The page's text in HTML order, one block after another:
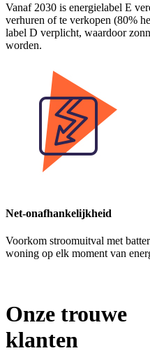
Vanaf 2030 is energielabel E
verhuren of te verkopen (80%
label D verplicht, waardoor
worden.
Net-onafhankelijkheid
Voorkom stroomuitval met
woning op elk moment van
Onze trouwe
klanten